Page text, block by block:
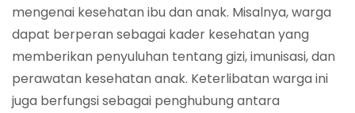
mengenai kesehatan ibu dan anak. Misalnya, warga
dapat berperan sebagai kader kesehatan yang
memberikan penyuluhan tentang gizi, imunisasi, dan
perawatan kesehatan anak. Keterlibatan warga ini
juga berfungsi sebagai penghubung antara